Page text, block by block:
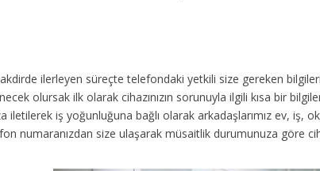
ilerleyen süreçte telefondaki yetkili size gereken
olursak ilk olarak cihazınızın sorunuyla ilgili kısa bir
iletilerek iş yoğunluğuna bağlı olarak arkadaşlarımız ev,
numaranızdan size ulaşarak müsaitlik durumunuza göre